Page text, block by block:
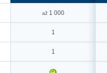
až1 000
1
1